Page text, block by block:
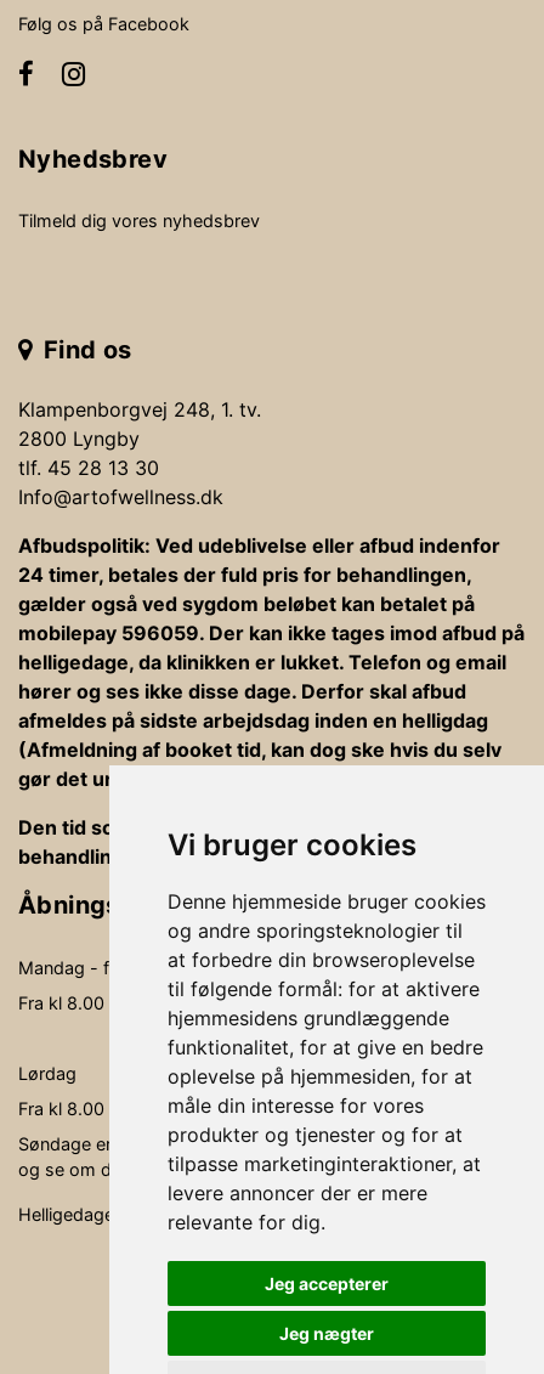
Vi bruger cookies
Denne hjemmeside bruger cookies
og andre sporingsteknologier til
at forbedre din browseroplevelse
til følgende formål: for at aktivere
hjemmesidens grundlæggende
funktionalitet, for at give en bedre
oplevelse på hjemmesiden, for at
måle din interesse for vores
produkter og tjenester og for at
tilpasse marketinginteraktioner, at
levere annoncer der er mere
relevante for dig.
Jeg accepterer
Jeg nægter
Følg os på Facebook
Nyhedsbrev
Tilmeld dig vores nyhedsbrev
Find os
Klampenborgvej 248, 1. tv.
2800 Lyngby
tlf. 45 28 13 30
Info@artofwellness.dk
Afbudspolitik: Ved udeblivelse eller afbud indenfor
24 timer, betales der fuld pris for behandlingen,
gælder også ved sygdom beløbet kan betalet på
mobilepay 596059. Der kan ikke tages imod afbud på
helligedage, da klinikken er lukket. Telefon og email
hører og ses ikke disse dage. Derfor skal afbud
afmeldes på sidste arbejdsdag inden en helligdag
(Afmeldning af booket tid, kan dog ske hvis du selv
gør det under din bookning).
Den tid som er afsat til behandlinger er ind og ud af
behandlingsrummet, betaling og vejledning
Åbningstider
Mandag - fredag
09.00-19.00
Fra kl 8.00 - kl. 20.00 kan der behandles
Lørdag
09.00- 15.00
Fra kl 8.00 - kl. 16.00 kan der behandles
Søndage er ikke faste åbningsdage, men søg via bookingen,
og se om der er en behandler, der er ledig.
Helligedage er klinikken lukket.